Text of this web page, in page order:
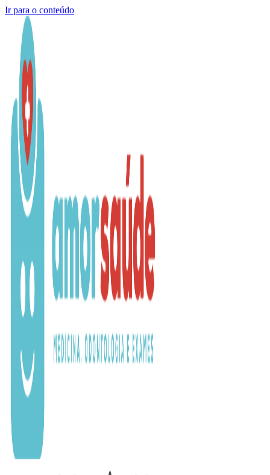
Ir para o conteúdo